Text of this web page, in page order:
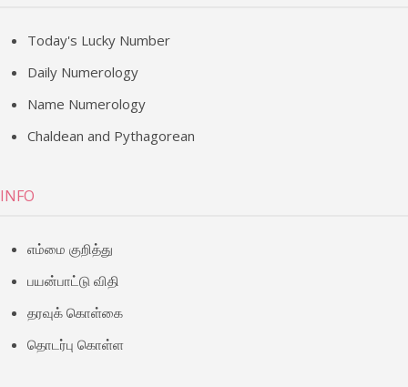
Today's Lucky Number
Daily Numerology
Name Numerology
Chaldean and Pythagorean
INFO
எம்மை குறித்து
பயன்பாட்டு விதி
தரவுக் கொள்கை
தொடர்பு கொள்ள